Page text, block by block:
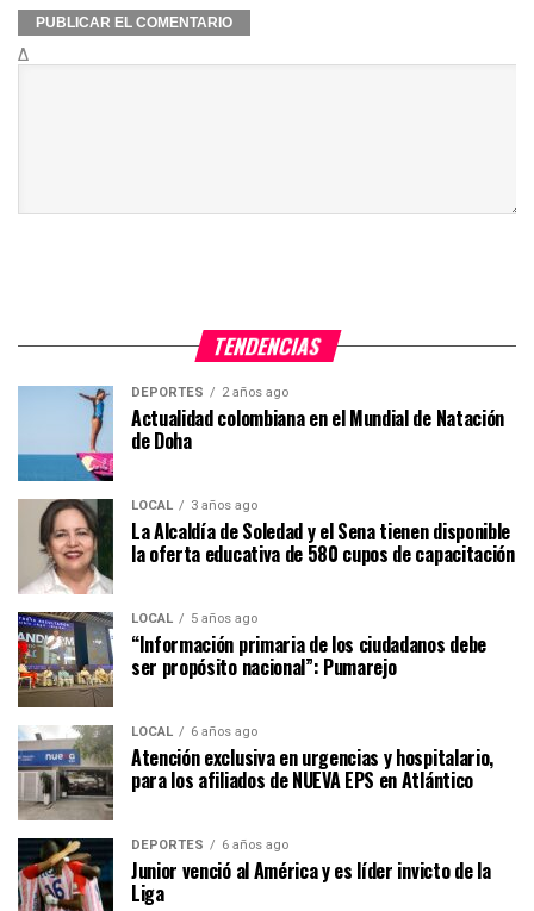
Δ
TENDENCIAS
DEPORTES 2 años ago
Actualidad colombiana en el Mundial de Natación
de Doha
LOCAL 3 años ago
La Alcaldía de Soledad y el Sena tienen disponible
la oferta educativa de 580 cupos de capacitación
LOCAL 5 años ago
“Información primaria de los ciudadanos debe
ser propósito nacional”: Pumarejo
LOCAL 6 años ago
Atención exclusiva en urgencias y hospitalario,
para los afiliados de NUEVA EPS en Atlántico
DEPORTES 6 años ago
Junior venció al América y es líder invicto de la
Liga